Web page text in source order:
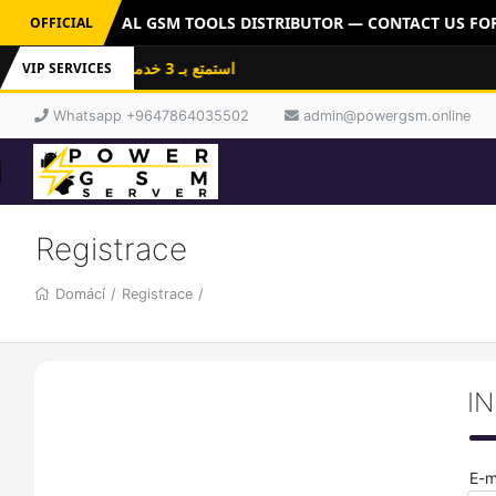
OFFICIALOFFICIAL GSM TOOLS DISTRIBUTOR — CONTACT US
VIP SERVICES استمتع بـ 3 خدمات باشتراك واحد: فلاشات
Whatsapp +9647864035502 admin@powergsm.online
Registrace
Domácí / Registrace /
E-